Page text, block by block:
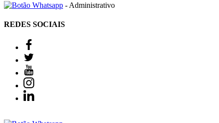
- Administrativo
REDES SOCIAIS